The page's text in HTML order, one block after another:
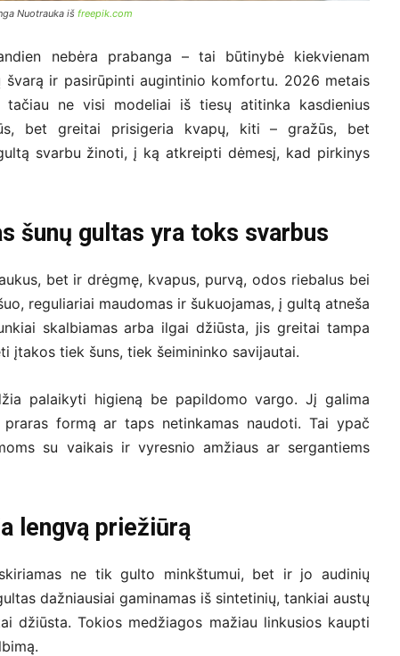
Nuotrauka iš freepik.com
nebėra prabanga – tai būtinybė kiekvienam
švarą ir pasirūpinti augintinio komfortu. 2026 metais
tačiau ne visi modeliai iš tiesų atitinka kasdienius
bet greitai prisigeria kvapų, kiti – gražūs, bet
svarbu žinoti, į ką atkreipti dėmesį, kad pirkinys
šunų gultas yra toks svarbus
bet ir drėgmę, kvapus, purvą, odos riebalus bei
reguliariai maudomas ir šukuojamas, į gultą atneša
skalbiamas arba ilgai džiūsta, jis greitai tampa
įtakos tiek šuns, tiek šeimininko savijautai.
palaikyti higieną be papildomo vargo. Jį galima
formą ar taps netinkamas naudoti. Tai ypač
su vaikais ir vyresnio amžiaus ar sergantiems
lengvą priežiūrą
ne tik gulto minkštumui, bet ir jo audinių
dažniausiai gaminamas iš sintetinių, tankiai austų
džiūsta. Tokios medžiagos mažiau linkusios kaupti